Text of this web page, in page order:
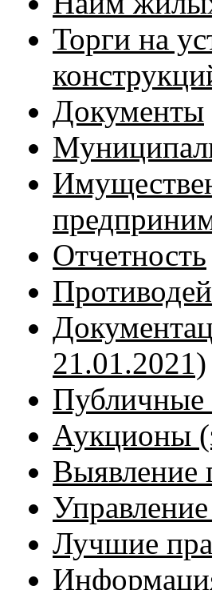
Торги на
Документы
Отчетность
21.01.2021)
Публичные
Аукционы
Выявление
Лучшие